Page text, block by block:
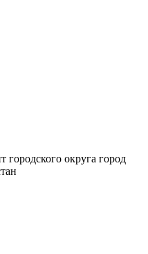
округа город